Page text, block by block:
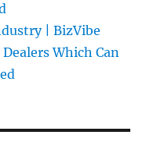
| BizVibe
Which Can